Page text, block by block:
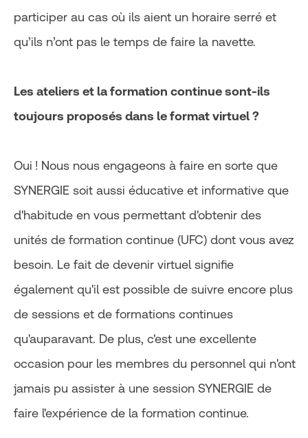
participer au cas où ils aient un horaire serré et
qu’ils n’ont pas le temps de faire la navette.
Les ateliers et la formation continue sont-ils
toujours proposés dans le format virtuel ?
Oui ! Nous nous engageons à faire en sorte que
SYNERGIE soit aussi éducative et informative que
d'habitude en vous permettant d'obtenir des
unités de formation continue (UFC) dont vous avez
besoin. Le fait de devenir virtuel signifie
également qu'il est possible de suivre encore plus
de sessions et de formations continues
qu'auparavant. De plus, c'est une excellente
occasion pour les membres du personnel qui n'ont
jamais pu assister à une session SYNERGIE de
faire l'expérience de la formation continue.